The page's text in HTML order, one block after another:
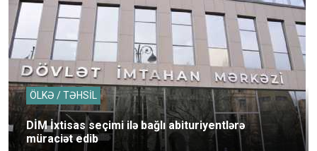
ÖLKƏ / TƏHSİL
DİM İxtisas seçimi ilə bağlı abituriyentlərə
müraciət edib